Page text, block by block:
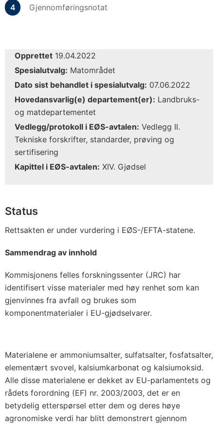
Gjennomføringsnotat
Opprettet 19.04.2022
Spesialutvalg: Matområdet
Dato sist behandlet i spesialutvalg: 07.06.2022
Hovedansvarlig(e) departement(er): Landbruks-
og matdepartementet
Vedlegg/protokoll i EØS-avtalen: Vedlegg II.
Tekniske forskrifter, standarder, prøving og
sertifisering
Kapittel i EØS-avtalen: XIV. Gjødsel
Status
Rettsakten er under vurdering i EØS-/EFTA-statene.
Sammendrag av innhold
Kommisjonens felles forskningssenter (JRC) har
identifisert visse materialer med høy renhet som kan
gjenvinnes fra avfall og brukes som
komponentmaterialer i EU-gjødselvarer.
Materialene er ammoniumsalter, sulfatsalter, fosfatsalter,
elementært svovel, kalsiumkarbonat og kalsiumoksid.
Alle disse materialene er dekket av EU-parlamentets og
rådets forordning (EF) nr. 2003/2003, det er en
betydelig etterspørsel etter dem og deres høye
agronomiske verdi har blitt demonstrert gjennom